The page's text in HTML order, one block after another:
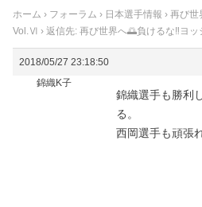
ホーム › フォーラム › 日本選手情報 › 再び世
Vol.Ⅵ › 返信先: 再び世界へ🌅負けるな‼️ヨ
2018/05/27 23:18:50
錦織K子
錦織選手も勝利
る。
西岡選手も頑張